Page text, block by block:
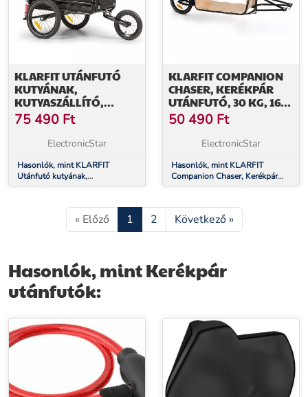
KLARFIT UTÁNFUTÓ
KUTYÁNAK,
KUTYASZÁLLÍTÓ,
HUSKY VARIO 2 AZ 1-
BEN KB. 240L 600D
OXFORD
75 490 Ft
ElectronicStar
Hasonlók, mint KLARFIT
Utánfutó kutyának,
kutyaszállító, Husky Vario 2 az
KLARFIT COMPANION
CHASER, KERÉKPÁR
UTÁNFUTÓ, 30 KG, 16",
MULTIPLEX, NYÍRFA
50 490 Ft
ElectronicStar
Hasonlók, mint KLARFIT
Companion Chaser, Kerékpár
utánfutó, 30 kg, 16", Multiplex,
« Előző 1 2 Következő »
Hasonlók, mint Kerékpár
utánfutók: